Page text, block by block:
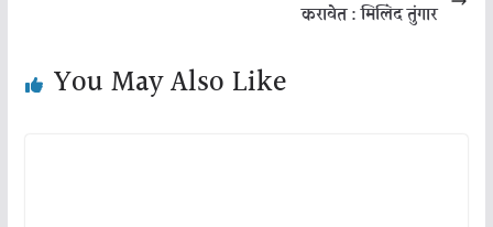
करावेत : मिलिंद तुंगार
You May Also Like